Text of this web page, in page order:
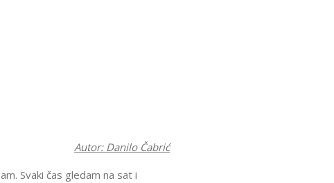
Autor: Danilo Čabrić
Svaki čas gledam na sat i